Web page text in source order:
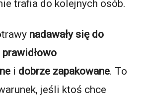
trafia do kolejnych osób.
nadawały się do
prawidłowo
i dobrze zapakowane. To
jeśli ktoś chce